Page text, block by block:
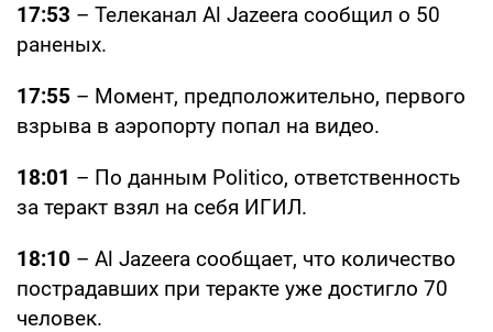
17:53 – Телеканал Al Jazeera сообщил о 50
раненых.
17:55 – Момент, предположительно, первого
взрыва в аэропорту попал на видео.
18:01 – По данным Politico, ответственность
за теракт взял на себя ИГИЛ.
18:10 – Al Jazeera сообщает, что количество
пострадавших при теракте уже достигло 70
человек.